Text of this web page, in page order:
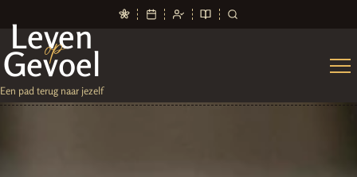
Leven
op
Gevoel
Een pad terug naar jezelf